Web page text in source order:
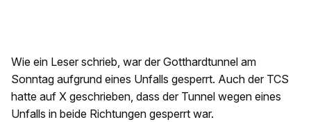
Wie ein Leser schrieb, war der Gotthardtunnel am
Sonntag aufgrund eines Unfalls gesperrt. Auch der TCS
hatte auf X geschrieben, dass der Tunnel wegen eines
Unfalls in beide Richtungen gesperrt war.